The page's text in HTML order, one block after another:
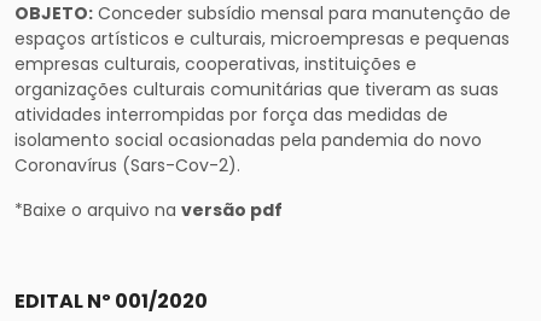
OBJETO: Conceder subsídio mensal para manutenção de
espaços artísticos e culturais, microempresas e pequenas
empresas culturais, cooperativas, instituições e
organizações culturais comunitárias que tiveram as suas
atividades interrompidas por força das medidas de
isolamento social ocasionadas pela pandemia do novo
Coronavírus (Sars-Cov-2).
*Baixe o arquivo na versão pdf
EDITAL Nº 001/2020